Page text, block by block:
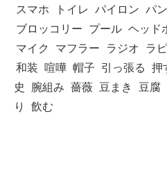
スマホ
トイレ パイロン パ
ブロッコリー
プール ヘッド
マイク
マフラー ラジオ ラ
和装
喧嘩 帽子 引っ張る 押
史
腕組み 薔薇 豆まき 豆腐
り
飲む